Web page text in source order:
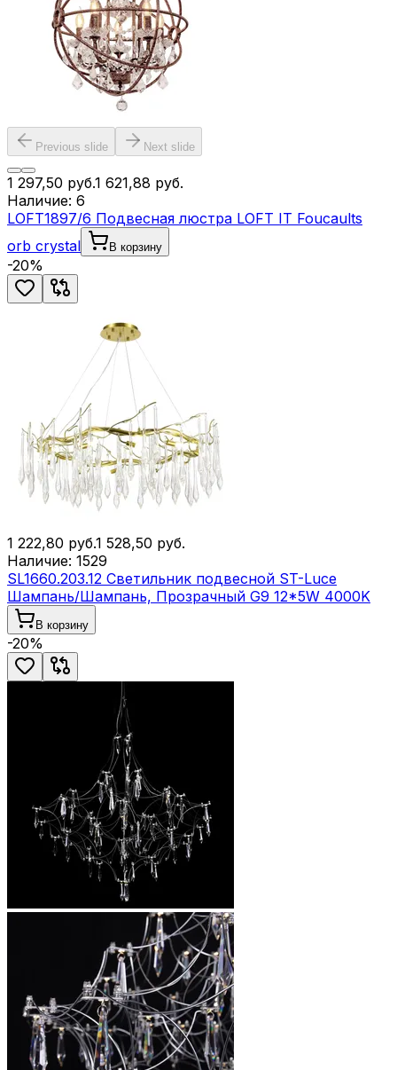
Previous slide Next slide
1 297,50 руб.1 621,88 руб.
Наличие: 6
LOFT1897/6 Подвесная люстра LOFT IT Foucaults
orb crystal
В корзину
-20%
1 222,80 руб.1 528,50 руб.
Наличие: 1529
SL1660.203.12 Светильник подвесной ST-Luce
Шампань/Шампань, Прозрачный G9 12*5W 4000K
В корзину
-20%